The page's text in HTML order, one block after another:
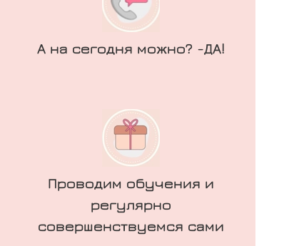
А на сегодня можно? -ДА!
Проводим обучения и
регулярно
совершенствуемся сами